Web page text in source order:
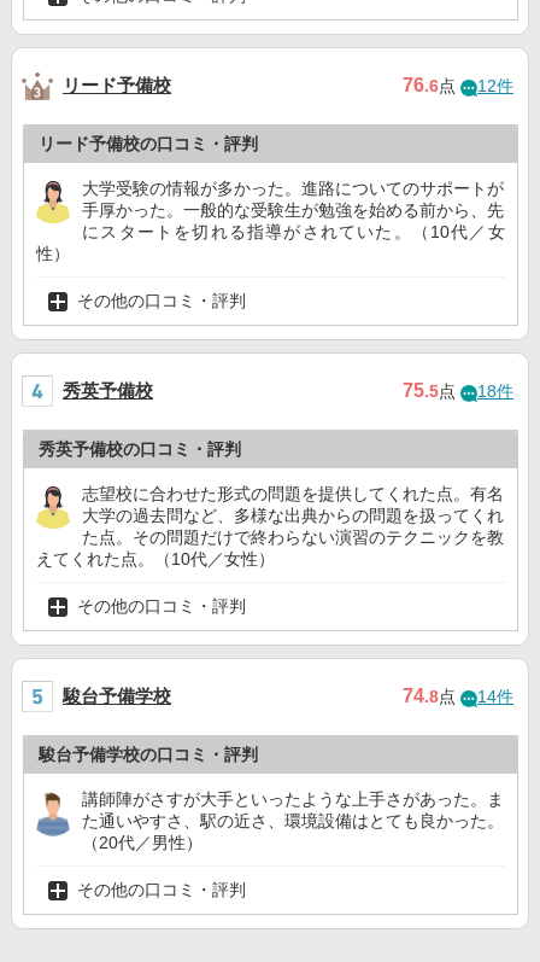
リード予備校 76.6点 12件
リード予備校の口コミ・評判
大学受験の情報が多かった。進路についてのサポートが
手厚かった。一般的な受験生が勉強を始める前から、先
にスタートを切れる指導がされていた。（10代／女
性）
その他の口コミ・評判
秀英予備校 75.5点 18件
秀英予備校の口コミ・評判
志望校に合わせた形式の問題を提供してくれた点。有名
大学の過去問など、多様な出典からの問題を扱ってくれ
た点。その問題だけで終わらない演習のテクニックを教
えてくれた点。（10代／女性）
その他の口コミ・評判
駿台予備学校 74.8点 14件
駿台予備学校の口コミ・評判
講師陣がさすが大手といったような上手さがあった。ま
た通いやすさ、駅の近さ、環境設備はとても良かった。
（20代／男性）
その他の口コミ・評判